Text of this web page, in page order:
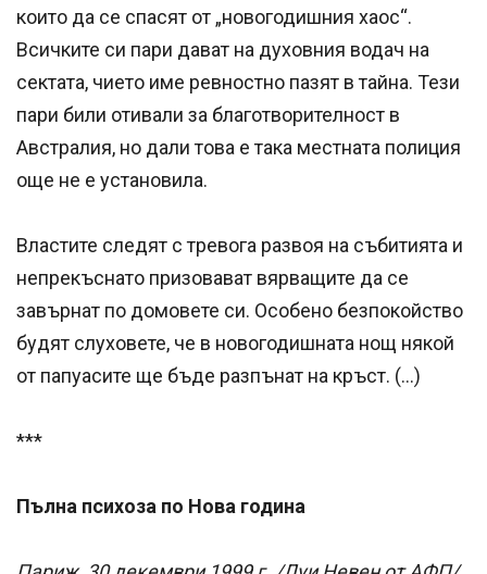
които да се спасят от „новогодишния хаос“.
Всичките си пари дават на духовния водач на
сектата, чието име ревностно пазят в тайна. Тези
пари били отивали за благотворителност в
Австралия, но дали това е така местната полиция
още не е установила.
Властите следят с тревога развоя на събитията и
непрекъснато призовават вярващите да се
завърнат по домовете си. Особено безпокойство
будят слуховете, че в новогодишната нощ някой
от папуасите ще бъде разпънат на кръст. (…)
***
Пълна психоза по Нова година